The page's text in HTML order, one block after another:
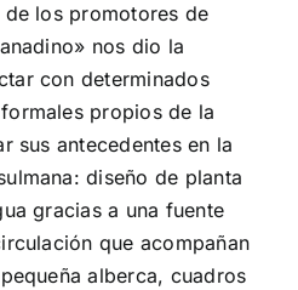
los promotores de
nos dio la
con determinados
propios de la
sus antecedentes en la
diseño de planta
gracias a una fuente
que acompañan
alberca, cuadros